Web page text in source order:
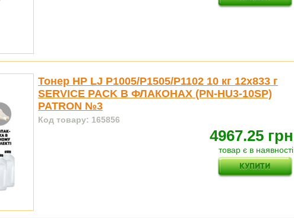
Тонер HP LJ P1005/P1505/P1102 10 кг 12x833 г
SERVICE PACK В ФЛАКОНАХ (PN-HU3-10SP)
PATRON №3
Код товару: 165856
4967.25 грн
товар є в наявності